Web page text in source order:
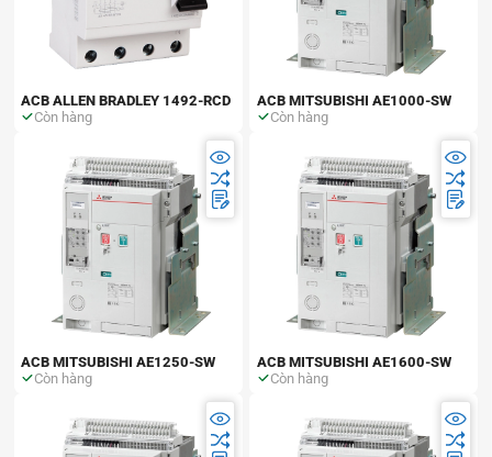
ACB ALLEN BRADLEY 1492-RCD
Còn hàng
ACB MITSUBISHI AE1000-SW
Còn hàng
ACB MITSUBISHI AE1250-SW
Còn hàng
ACB MITSUBISHI AE1600-SW
Còn hàng